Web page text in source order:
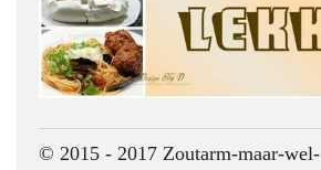
© 2015 - 2017 Zoutarm-maar-wel-